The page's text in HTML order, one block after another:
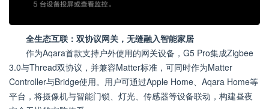
全生态互联：双协议网关，无缝融入智能家居
作为Aqara首款支持户外使用的网关设备，G5 Pro集成Zigbee
3.0与Thread双协议，并兼容Matter标准，可同时作为Matter
Controller与Bridge使用。用户可通过Apple Home、Aqara Home等
平台，将摄像机与智能门锁、灯光、传感器等设备联动，构建昼夜